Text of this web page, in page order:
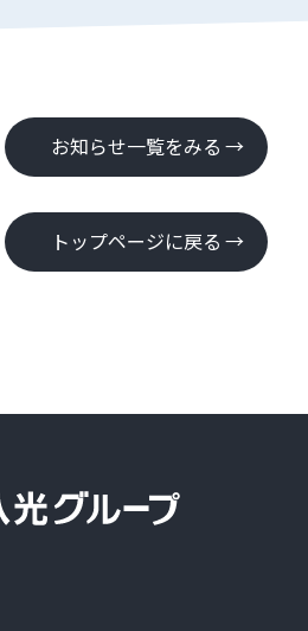
お知らせ一覧をみる
トップページに戻る